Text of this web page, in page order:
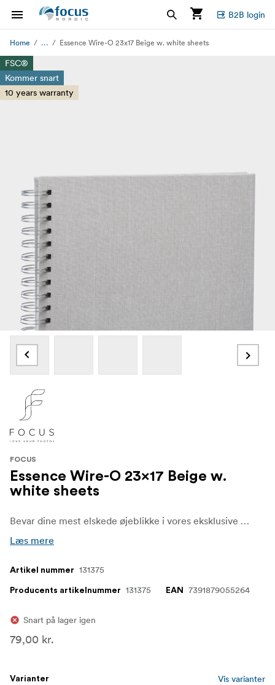
B2B login
Home ... Essence Wire-O 23x17 Beige w. white sheets
FSC®
Kommer snart
10 years warranty
FOCUS
Essence Wire-O 23x17 Beige w.
white sheets
Bevar dine mest elskede øjeblikke i vores eksklusive serie af fotoalbum i lærred af høj kvalitet. Hvert album er designet med både elegance og holdbarhed for øje og er fremstillet af førsteklasses lærredsstof, der giver en raffineret taktil fornemmelse og et klassisk, tidløst look. Thans spiralfotoalbum med 20 hvide ark forener slankt design med praktisk funktionalitet.
Læs mere
Artikel nummer 131375
Producents artikelnummer 131375 EAN 7391879055264
Snart på lager igen
79,00 kr.
Varianter Vis varianter